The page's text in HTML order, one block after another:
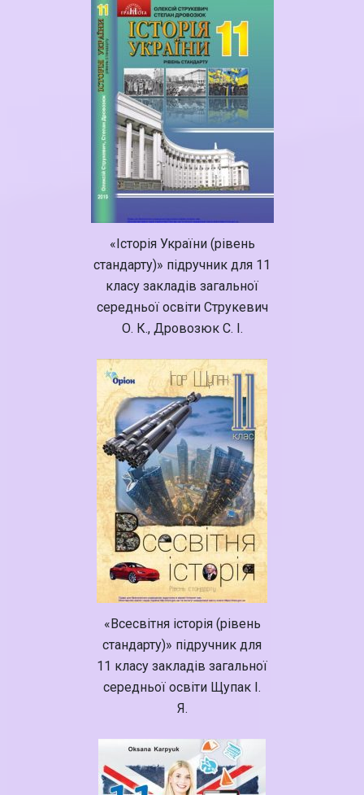
«Історія України (рівень
стандарту)» підручник для 11
класу закладів загальної
середньої освіти Струкевич
О. К., Дровозюк С. І.
«Всесвітня історія (рівень
стандарту)» підручник для
11 класу закладів загальної
середньої освіти Щупак І.
Я.